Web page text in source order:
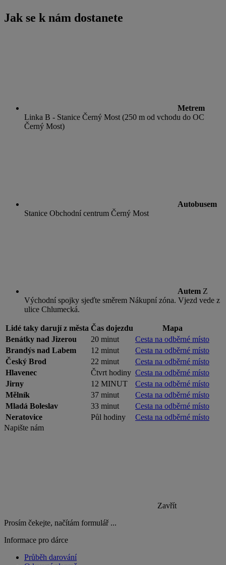
Jak se k nám dostanete
Metrem
Linka B - Stanice Černý Most (250 m od vchodu do OC
Černý Most)
Autobusem
Stanice Obchodní centrum Černý Most
Autem Z
Východní spojky sjeďte směrem Nákupní zóna. Vjezd vede z
ulice Chlumecká.
Lidé taky darují z města Čas dojezdu
Mapa
Benátky nad Jizerou
20 minut
Cesta na odběrné místo
Brandýs nad Labem
12 minut
Cesta na odběrné místo
Český Brod
22 minut
Cesta na odběrné místo
Hlavenec
Čtvrt hodiny Cesta na odběrné místo
Jirny
12 MINUT
Cesta na odběrné místo
Mělník
37 minut
Cesta na odběrné místo
Mladá Boleslav
33 minut
Cesta na odběrné místo
Neratovice
Půl hodiny
Cesta na odběrné místo
Napište nám
Zavřít
Prosím čekejte, načítám formulář ...
Informace pro dárce
Průběh darování